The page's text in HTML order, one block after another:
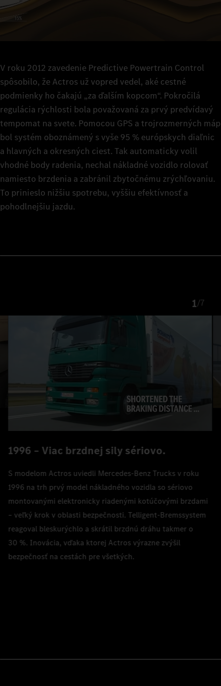
V roku 2012 zavedenie Predictive Powertrain Control
spôsobilo, že Actros už vopred vedel, aké cestné
podmienky ho čakajú „za ďalším kopcom“. Pokročilá
regulácia rýchlosti bola považovaná za prvý predvídavý
tempomat na svete. Pomocou GPS a trojrozmerných máp
bol systém oboznámený s vyše 95 % európskych diaľnic
a hlavných a okresných ciest. Tak automaticky volil
vhodné body radenia, nechal nákladné vozidlo rolovať
namiesto brzdenia a zabránil zbytočnému zrýchľovaniu.
To prinieslo nižšiu spotrebu, vyššiu efektívnosť a
pohodlnejšiu jazdu.
1/7
1996 – Viac brzdnej sily sériovo.
S modelom Actros uviedli Mercedes‑Benz Trucks v roku
1996 na trh prvý model nákladného vozidla so sériovo
montovanými elektronicky riadenými kotúčovými brzdami
– veľký krok v oblasti bezpečnosti. Telligent-Bremssystem
reagoval bleskurýchlo a skrátil brzdnú dráhu takmer o
30 %. Inovácia, vďaka ktorej Actros výrazne zvýšil
bezpečnosť na cestách pre všetkých.